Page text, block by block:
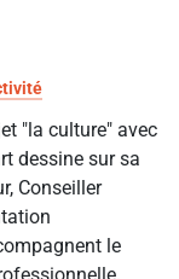
"la culture" avec
dessine sur sa
Conseiller
le